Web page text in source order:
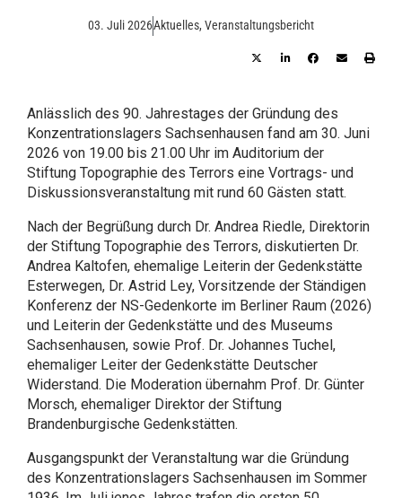
03. Juli 2026Aktuelles, Veranstaltungsbericht
Anlässlich des 90. Jahrestages der Gründung des
Konzentrationslagers Sachsenhausen fand am 30. Juni
2026 von 19.00 bis 21.00 Uhr im Auditorium der
Stiftung Topographie des Terrors eine Vortrags- und
Diskussionsveranstaltung mit rund 60 Gästen statt.
Nach der Begrüßung durch Dr. Andrea Riedle, Direktorin
der Stiftung Topographie des Terrors, diskutierten Dr.
Andrea Kaltofen, ehemalige Leiterin der Gedenkstätte
Esterwegen, Dr. Astrid Ley, Vorsitzende der Ständigen
Konferenz der NS-Gedenkorte im Berliner Raum (2026)
und Leiterin der Gedenkstätte und des Museums
Sachsenhausen, sowie Prof. Dr. Johannes Tuchel,
ehemaliger Leiter der Gedenkstätte Deutscher
Widerstand. Die Moderation übernahm Prof. Dr. Günter
Morsch, ehemaliger Direktor der Stiftung
Brandenburgische Gedenkstätten.
Ausgangspunkt der Veranstaltung war die Gründung
des Konzentrationslagers Sachsenhausen im Sommer